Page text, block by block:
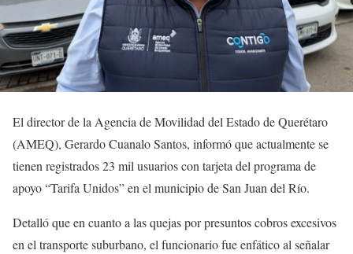
El director de la Agencia de Movilidad del Estado de Querétaro
(AMEQ), Gerardo Cuanalo Santos, informó que actualmente se
tienen registrados 23 mil usuarios con tarjeta del programa de
apoyo “Tarifa Unidos” en el municipio de San Juan del Río.
Detalló que en cuanto a las quejas por presuntos cobros excesivos
en el transporte suburbano, el funcionario fue enfático al señalar